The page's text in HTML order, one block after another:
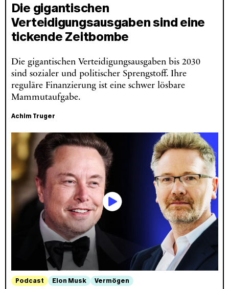
Die gigantischen
Verteidigungsausgaben sind eine
tickende Zeitbombe
Die gigantischen Verteidigungsausgaben bis 2030
sind sozialer und politischer Sprengstoff. Ihre
reguläre Finanzierung ist eine schwer lösbare
Mammutaufgabe.
Achim Truger
Podcast Elon Musk Vermögen